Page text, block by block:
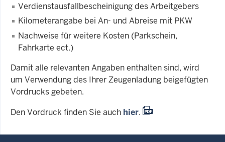
Verdienstausfallbescheinigung des Arbeitgebers
Kilometerangabe bei An- und Abreise mit PKW
Nachweise für weitere Kosten (Parkschein,
Fahrkarte ect.)
Damit alle relevanten Angaben enthalten sind, wird
um Verwendung des Ihrer Zeugenladung beigefügten
Vordrucks gebeten.
Den Vordruck finden Sie auch hier.